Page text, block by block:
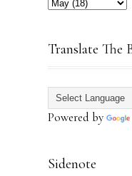
Translate The
Powered by
Sidenote